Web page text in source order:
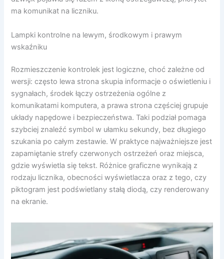
ma komunikat na liczniku.
Lampki kontrolne na lewym, środkowym i prawym
wskaźniku
Rozmieszczenie kontrolek jest logiczne, choć zależne od
wersji: często lewa strona skupia informacje o oświetleniu i
sygnałach, środek łączy ostrzeżenia ogólne z
komunikatami komputera, a prawa strona częściej grupuje
układy napędowe i bezpieczeństwa. Taki podział pomaga
szybciej znaleźć symbol w ułamku sekundy, bez długiego
szukania po całym zestawie. W praktyce najważniejsze jest
zapamiętanie strefy czerwonych ostrzeżeń oraz miejsca,
gdzie wyświetla się tekst. Różnice graficzne wynikają z
rodzaju licznika, obecności wyświetlacza oraz z tego, czy
piktogram jest podświetlany stałą diodą, czy renderowany
na ekranie.